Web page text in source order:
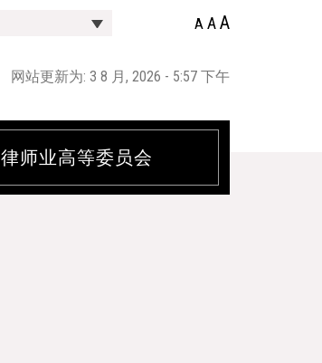
A AA
网站更新为: 3 8 月, 2026 - 5:57 下午
律师业高等委员会